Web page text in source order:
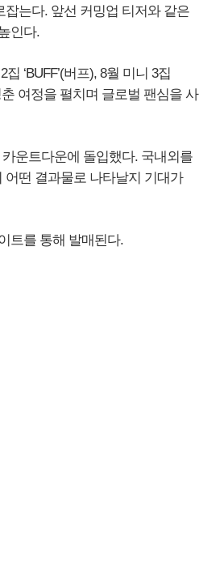
는다. 앞선 커밍업 티저와 같은
인다.
‘BUFF’(버프), 8월 미니 3집
여정을 펼치며 글로벌 팬심을 사
카운트다운에 돌입했다. 국내외를
떤 결과물로 나타날지 기대가
트를 통해 발매된다.